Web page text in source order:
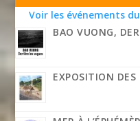
Voir les événements
BAO VUONG,
EXPOSITION DES